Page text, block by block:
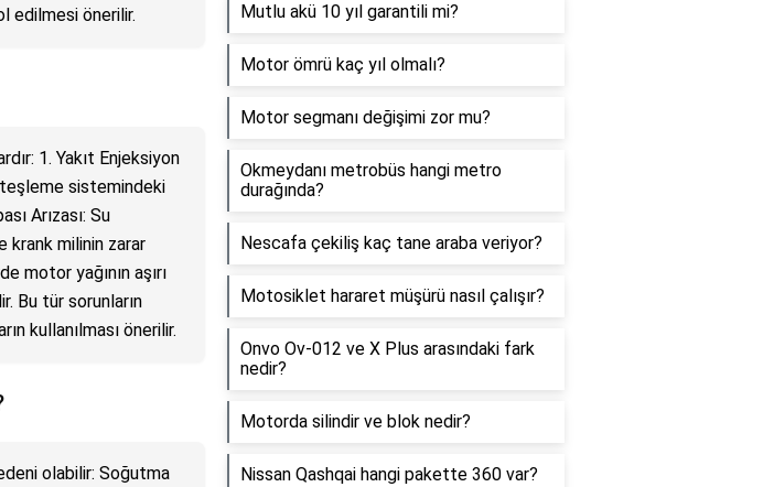
edilmesi önerilir.
1. Yakıt Enjeksiyon
sistemindeki
Arızası: Su
krank milinin zarar
motor yağının aşırı
Bu tür sorunların
kullanılması önerilir.
olabilir: Soğutma
Mutlu akü 10 yıl garantili mi?
Motor ömrü kaç yıl olmalı?
Motor segmanı değişimi zor mu?
Okmeydanı metrobüs hangi metro
durağında?
Nescafa çekiliş kaç tane araba veriyor?
Motosiklet hararet müşürü nasıl çalışır?
Onvo Ov-012 ve X Plus arasındaki fark
nedir?
Motorda silindir ve blok nedir?
Nissan Qashqai hangi pakette 360 var?